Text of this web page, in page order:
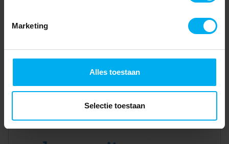
Marketing
Alles toestaan
Selectie toestaan